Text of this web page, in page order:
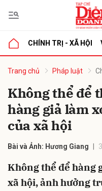
CHÍNH TRỊ - XÃ HỘI
Trang chủ Pháp luật
Không thể để
hàng giả làm
của xã hội
Bài và Ảnh: Hương Giang
Không thể để hàng
xã hội, ảnh hưởng
luận